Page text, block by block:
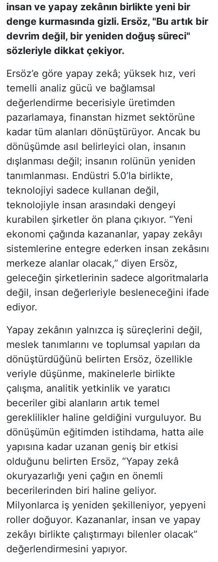
insan ve yapay zekânın birlikte yeni bir
denge kurmasında gizli. Ersöz, "Bu artık bir
devrim değil, bir yeniden doğuş süreci"
sözleriyle dikkat çekiyor.
Ersöz’e göre yapay zekâ; yüksek hız, veri
temelli analiz gücü ve bağlamsal
değerlendirme becerisiyle üretimden
pazarlamaya, finanstan hizmet sektörüne
kadar tüm alanları dönüştürüyor. Ancak bu
dönüşümde asıl belirleyici olan, insanın
dışlanması değil; insanın rolünün yeniden
tanımlanması. Endüstri 5.0’la birlikte,
teknolojiyi sadece kullanan değil,
teknolojiyle insan arasındaki dengeyi
kurabilen şirketler ön plana çıkıyor. “Yeni
ekonomi çağında kazananlar, yapay zekâyı
sistemlerine entegre ederken insan zekâsını
merkeze alanlar olacak,” diyen Ersöz,
geleceğin şirketlerinin sadece algoritmalarla
değil, insan değerleriyle besleneceğini ifade
ediyor.
Yapay zekânın yalnızca iş süreçlerini değil,
meslek tanımlarını ve toplumsal yapıları da
dönüştürdüğünü belirten Ersöz, özellikle
veriyle düşünme, makinelerle birlikte
çalışma, analitik yetkinlik ve yaratıcı
beceriler gibi alanların artık temel
gereklilikler haline geldiğini vurguluyor. Bu
dönüşümün eğitimden istihdama, hatta aile
yapısına kadar uzanan geniş bir etkisi
olduğunu belirten Ersöz, “Yapay zekâ
okuryazarlığı yeni çağın en önemli
becerilerinden biri haline geliyor.
Milyonlarca iş yeniden şekilleniyor, yepyeni
roller doğuyor. Kazananlar, insan ve yapay
zekâyı birlikte çalıştırmayı bilenler olacak”
değerlendirmesini yapıyor.